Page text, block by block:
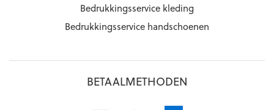
Bedrukkingsservice kleding
Bedrukkingsservice handschoenen
BETAALMETHODEN